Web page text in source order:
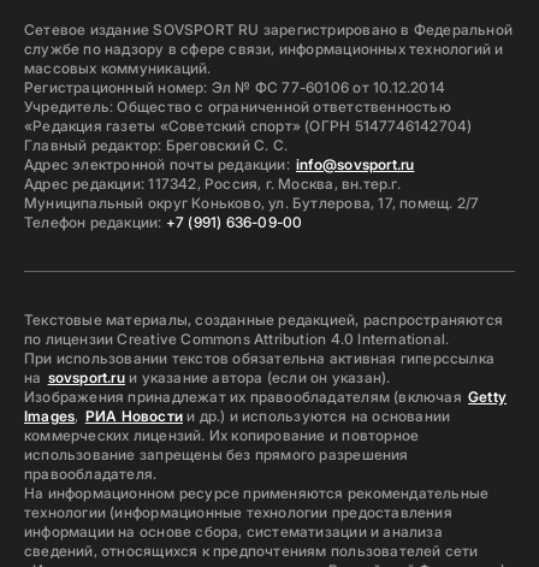
Сетевое издание SOVSPORT RU зарегистрировано в Федеральной
службе по надзору в сфере связи, информационных технологий и
массовых коммуникаций.
Регистрационный номер: Эл № ФС 77-60106 от 10.12.2014
Учредитель: Общество с ограниченной ответственностью
«Редакция газеты «Советский спорт» (ОГРН 5147746142704)
Главный редактор: Бреговский С. С.
Адрес электронной почты редакции: info@sovsport.ru
Адрес редакции: 117342, Россия, г. Москва, вн.тер.г.
Муниципальный округ Коньково, ул. Бутлерова, 17, помещ. 2/7
Телефон редакции: +7 (991) 636-09-00
Текстовые материалы, созданные редакцией, распространяются
по лицензии Creative Commons Attribution 4.0 International.
При использовании текстов обязательна активная гиперссылка
на sovsport.ruи указание автора (если он указан).
Изображения принадлежат их правообладателям (включая Getty
Images, РИА Новостии др.) и используются на основании
коммерческих лицензий. Их копирование и повторное
использование запрещены без прямого разрешения
правообладателя.
На информационном ресурсе применяются рекомендательные
технологии (информационные технологии предоставления
информации на основе сбора, систематизации и анализа
сведений, относящихся к предпочтениям пользователей сети